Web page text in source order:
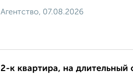
Агентство, 07.08.2026
2-к квартира, на длительный